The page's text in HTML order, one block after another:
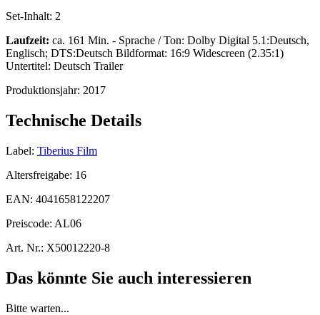
Set-Inhalt: 2
Laufzeit: ca. 161 Min. - Sprache / Ton: Dolby Digital 5.1:Deutsch,
Englisch; DTS:Deutsch Bildformat: 16:9 Widescreen (2.35:1)
Untertitel: Deutsch Trailer
Produktionsjahr: 2017
Technische Details
Label: Tiberius Film
Altersfreigabe: 16
EAN: 4041658122207
Preiscode: AL06
Art. Nr.: X50012220-8
Das könnte Sie auch interessieren
Bitte warten...